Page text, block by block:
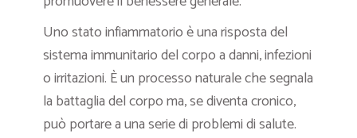
Uno stato infiammatorio è una risposta del
sistema immunitario del corpo a danni, infezioni
o irritazioni. È un processo naturale che segnala
la battaglia del corpo ma, se diventa cronico,
può portare a una serie di problemi di salute.